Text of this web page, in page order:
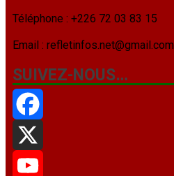
Téléphone : +226 72 03 83 15
Email : refletinfos.net@gmail.com
SUIVEZ-NOUS…
Facebook
X